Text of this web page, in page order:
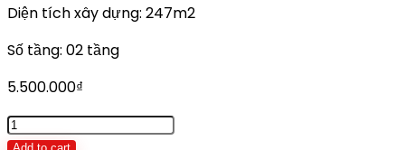
Diện tích xây dựng: 247m2
Số tầng: 02 tầng
5.500.000₫
Mẫu